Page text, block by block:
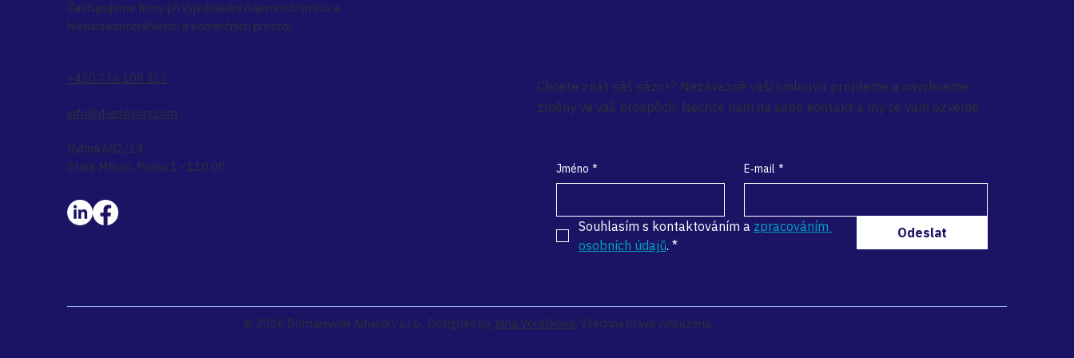
Zastupujeme firmy při vyjednávání nájemních smluv a
hledání kancelářských a komerčních prostor.
+420 736 109 313
info@d-advisory.com
Rybná 682/14
Staré Město, Praha 1 - 110 00
Chcete znát náš názor? Nezávazně vaši smlouvu projdeme a navrhneme
změny ve váš prospěch. Nechte nám na sebe kontakt a my se vám ozveme.
Jméno * E‑mail *
Souhlasím s kontaktováním a zpracováním
osobních údajů. *
Odeslat
© 2026 Domalewski Advisory s.r.o.. Designed by Jana Voráčková. Všechna práva vyhrazena.